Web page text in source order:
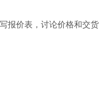
报价表，讨论价格和交货